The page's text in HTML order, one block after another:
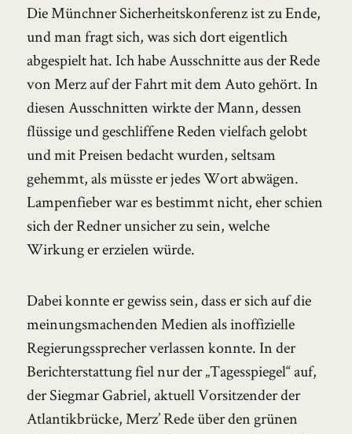
am
Die Münchner Sicherheitskonferenz ist zu Ende,
und man fragt sich, was sich dort eigentlich
abgespielt hat. Ich habe Ausschnitte aus der Rede
von Merz auf der Fahrt mit dem Auto gehört. In
diesen Ausschnitten wirkte der Mann, dessen
flüssige und geschliffene Reden vielfach gelobt
und mit Preisen bedacht wurden, seltsam
gehemmt, als müsste er jedes Wort abwägen.
Lampenfieber war es bestimmt nicht, eher schien
sich der Redner unsicher zu sein, welche
Wirkung er erzielen würde.
Dabei konnte er gewiss sein, dass er sich auf die
meinungsmachenden Medien als inoffizielle
Regierungssprecher verlassen konnte. In der
Berichterstattung fiel nur der „Tagesspiegel“ auf,
der Siegmar Gabriel, aktuell Vorsitzender der
Atlantikbrücke, Merz’ Rede über den grünen